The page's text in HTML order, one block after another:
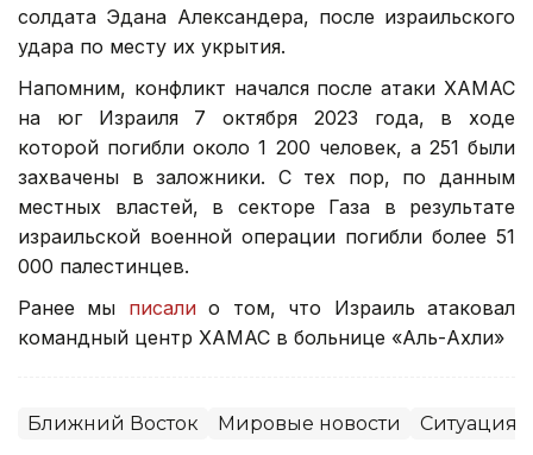
солдата Эдана Александера, после израильского
удара по месту их укрытия.
Напомним, конфликт начался после атаки ХАМАС
на юг Израиля 7 октября 2023 года, в ходе
которой погибли около 1 200 человек, а 251 были
захвачены в заложники. С тех пор, по данным
местных властей, в секторе Газа в результате
израильской военной операции погибли более 51
000 палестинцев.
Ранее мы писалио том, что Израиль атаковал
командный центр ХАМАС в больнице «Аль-Ахли»
Ближний Восток Мировые новости Ситуация